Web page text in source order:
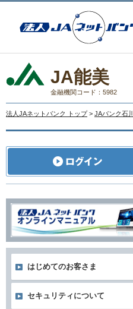
JA能美
金融機関コード：5982
法人JAネットバンク トップ > JAバンク石川
はじめてのお客さま
セキュリティについて